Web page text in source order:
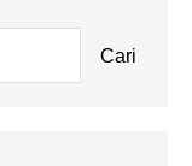
Cari